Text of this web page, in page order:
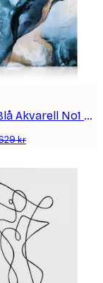
Abstrakt Blå Akvarell No1 Lerretsbilde
kr